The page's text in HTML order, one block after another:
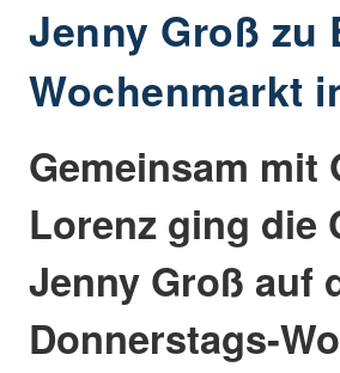
Jenny Groß zu
Wochenmarkt
Gemeinsam
Lorenz ging die
Jenny Groß auf
Donnerstags-